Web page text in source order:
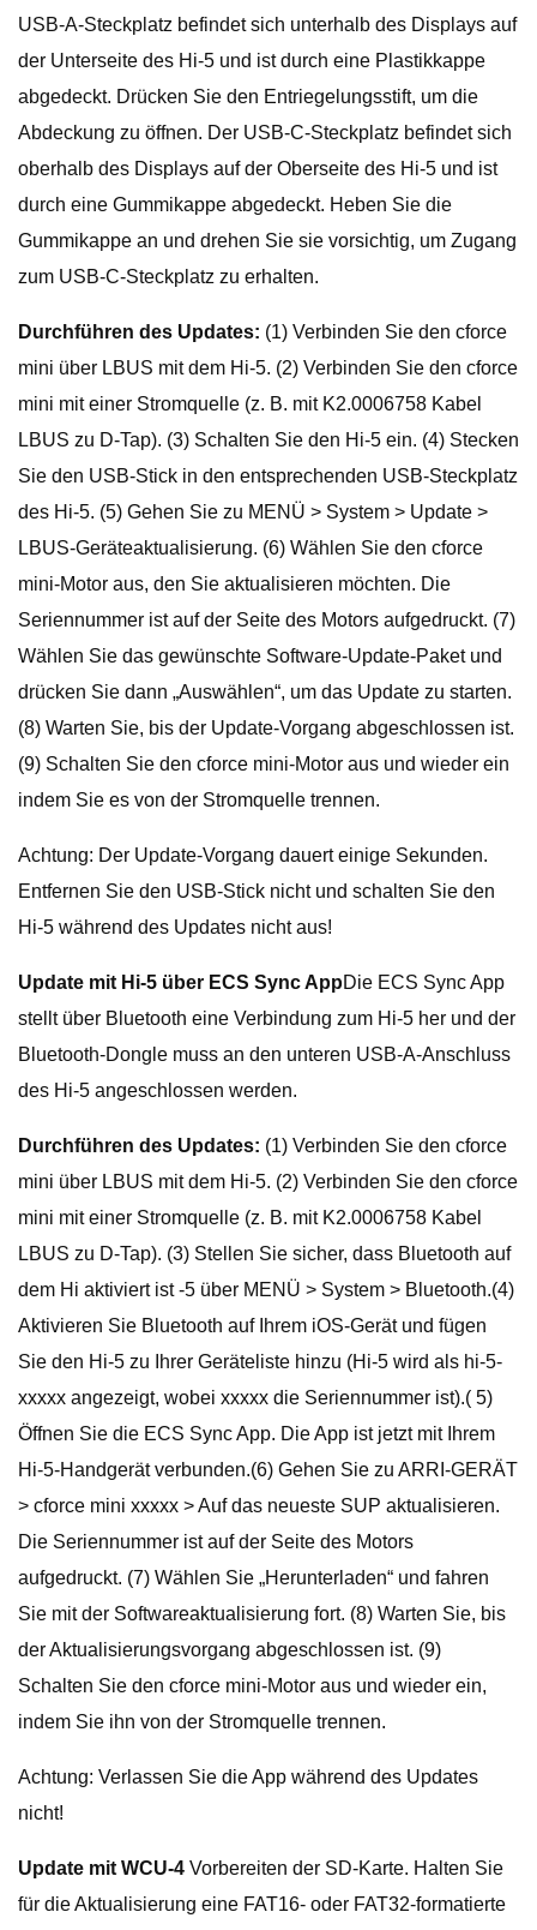
USB-A-Steckplatz befindet sich unterhalb des Displays auf
der Unterseite des Hi-5 und ist durch eine Plastikkappe
abgedeckt. Drücken Sie den Entriegelungsstift, um die
Abdeckung zu öffnen. Der USB-C-Steckplatz befindet sich
oberhalb des Displays auf der Oberseite des Hi-5 und ist
durch eine Gummikappe abgedeckt. Heben Sie die
Gummikappe an und drehen Sie sie vorsichtig, um Zugang
zum USB-C-Steckplatz zu erhalten.
Durchführen des Updates: (1) Verbinden Sie den cforce
mini über LBUS mit dem Hi-5. (2) Verbinden Sie den cforce
mini mit einer Stromquelle (z. B. mit K2.0006758 Kabel
LBUS zu D-Tap). (3) Schalten Sie den Hi-5 ein. (4) Stecken
Sie den USB-Stick in den entsprechenden USB-Steckplatz
des Hi-5. (5) Gehen Sie zu MENÜ > System > Update >
LBUS-Geräteaktualisierung. (6) Wählen Sie den cforce
mini-Motor aus, den Sie aktualisieren möchten. Die
Seriennummer ist auf der Seite des Motors aufgedruckt. (7)
Wählen Sie das gewünschte Software-Update-Paket und
drücken Sie dann „Auswählen“, um das Update zu starten.
(8) Warten Sie, bis der Update-Vorgang abgeschlossen ist.
(9) Schalten Sie den cforce mini-Motor aus und wieder ein
indem Sie es von der Stromquelle trennen.
Achtung: Der Update-Vorgang dauert einige Sekunden.
Entfernen Sie den USB-Stick nicht und schalten Sie den
Hi-5 während des Updates nicht aus!
Update mit Hi-5 über ECS Sync AppDie ECS Sync App
stellt über Bluetooth eine Verbindung zum Hi-5 her und der
Bluetooth-Dongle muss an den unteren USB-A-Anschluss
des Hi-5 angeschlossen werden.
Durchführen des Updates: (1) Verbinden Sie den cforce
mini über LBUS mit dem Hi-5. (2) Verbinden Sie den cforce
mini mit einer Stromquelle (z. B. mit K2.0006758 Kabel
LBUS zu D-Tap). (3) Stellen Sie sicher, dass Bluetooth auf
dem Hi aktiviert ist -5 über MENÜ > System > Bluetooth.(4)
Aktivieren Sie Bluetooth auf Ihrem iOS-Gerät und fügen
Sie den Hi-5 zu Ihrer Geräteliste hinzu (Hi-5 wird als hi-5-
xxxxx angezeigt, wobei xxxxx die Seriennummer ist).( 5)
Öffnen Sie die ECS Sync App. Die App ist jetzt mit Ihrem
Hi-5-Handgerät verbunden.(6) Gehen Sie zu ARRI-GERÄT
> cforce mini xxxxx > Auf das neueste SUP aktualisieren.
Die Seriennummer ist auf der Seite des Motors
aufgedruckt. (7) Wählen Sie „Herunterladen“ und fahren
Sie mit der Softwareaktualisierung fort. (8) Warten Sie, bis
der Aktualisierungsvorgang abgeschlossen ist. (9)
Schalten Sie den cforce mini-Motor aus und wieder ein,
indem Sie ihn von der Stromquelle trennen.
Achtung: Verlassen Sie die App während des Updates
nicht!
Update mit WCU-4 Vorbereiten der SD-Karte. Halten Sie
für die Aktualisierung eine FAT16- oder FAT32-formatierte